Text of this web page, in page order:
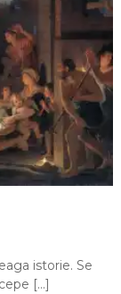
istorie. Se
[…]